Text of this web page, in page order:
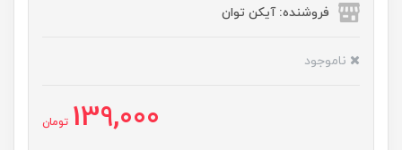
فروشنده: آیکن توان
ناموجود
139,000 تومان